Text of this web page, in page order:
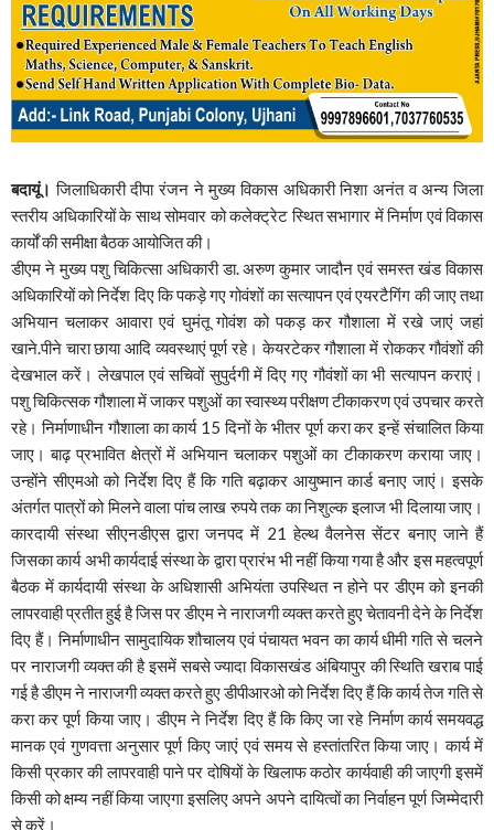
बदायूं। जिलाधिकारी दीपा रंजन ने मुख्य विकास अधिकारी निशा अनंत व अन्य जिला
स्तरीय अधिकारियों के साथ सोमवार को कलेक्ट्रेट स्थित सभागार में निर्माण एवं विकास
कार्यों की समीक्षा बैठक आयोजित की।
डीएम ने मुख्य पशु चिकित्सा अधिकारी डा. अरुण कुमार जादौन एवं समस्त खंड विकास
अधिकारियों को निर्देश दिए कि पकड़े गए गोवंशों का सत्यापन एवं एयरटैगिंग की जाए तथा
अभियान चलाकर आवारा एवं घुमंतू गोवंश को पकड़ कर गौशाला में रखे जाएं जहां
खाने.पीने चारा छाया आदि व्यवस्थाएं पूर्ण रहे। केयरटेकर गौशाला में रोककर गौवंशों की
देखभाल करें। लेखपाल एवं सचिवों सुपुर्दगी में दिए गए गौवंशों का भी सत्यापन कराएं।
पशु चिकित्सक गौशाला में जाकर पशुओं का स्वास्थ्य परीक्षण टीकाकरण एवं उपचार करते
रहे। निर्माणाधीन गौशाला का कार्य 15 दिनों के भीतर पूर्ण करा कर इन्हें संचालित किया
जाए। बाढ़ प्रभावित क्षेत्रों में अभियान चलाकर पशुओं का टीकाकरण कराया जाए।
उन्होंने सीएमओ को निर्देश दिए हैं कि गति बढ़ाकर आयुष्मान कार्ड बनाए जाएं। इसके
अंतर्गत पात्रों को मिलने वाला पांच लाख रुपये तक का निशुल्क इलाज भी दिलाया जाए।
कारदायी संस्था सीएनडीएस द्वारा जनपद में 21 हेल्थ वैलनेस सेंटर बनाए जाने हैं
जिसका कार्य अभी कार्यदाई संस्था के द्वारा प्रारंभ भी नहीं किया गया है और इस महत्वपूर्ण
बैठक में कार्यदायी संस्था के अधिशासी अभियंता उपस्थित न होने पर डीएम को इनकी
लापरवाही प्रतीत हुई है जिस पर डीएम ने नाराजगी व्यक्त करते हुए चेतावनी देने के निर्देश
दिए हैं। निर्माणाधीन सामुदायिक शौचालय एवं पंचायत भवन का कार्य धीमी गति से चलने
पर नाराजगी व्यक्त की है इसमें सबसे ज्यादा विकासखंड अंबियापुर की स्थिति खराब पाई
गई है डीएम ने नाराजगी व्यक्त करते हुए डीपीआरओ को निर्देश दिए हैं कि कार्य तेज गति से
करा कर पूर्ण किया जाए। डीएम ने निर्देश दिए हैं कि किए जा रहे निर्माण कार्य समयवद्ध
मानक एवं गुणवत्ता अनुसार पूर्ण किए जाएं एवं समय से हस्तांतरित किया जाए। कार्य में
किसी प्रकार की लापरवाही पाने पर दोषियों के खिलाफ कठोर कार्यवाही की जाएगी इसमें
किसी को क्षम्य नहीं किया जाएगा इसलिए अपने अपने दायित्वों का निर्वाहन पूर्ण जिम्मेदारी
से करें।